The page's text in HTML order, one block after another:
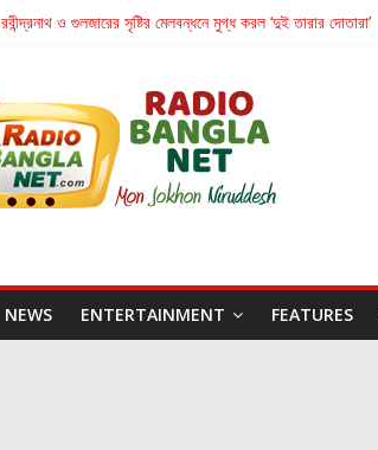
হাওয়া বদলের টলিউডে ‘তুমি এলে তাই’
রবীন্দ্রনাথ ও গুলজারের সৃষ্টির মেলবন্ধনে মুগ্ধ করল ‘দুই তারার দোতারা’
জগন্নাথমঙ্গলম্ — বাংলায় প্রথমবার মঞ্চে এবার রথযাত্রার উদযাপন
Retribution: A Thought-Provoking Short Film
NEWS ENTERTAINMENT FEATURES